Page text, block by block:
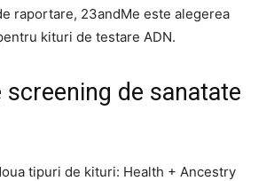
raportare, 23andMe este alegerea
kituri de testare ADN.
screening de sanatate
tipuri de kituri: Health + Ancestry